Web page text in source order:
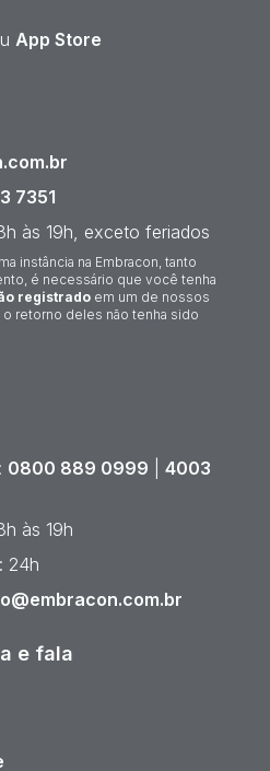
App Store
7351
às 19h, exceto feriados
instância na Embracon, tanto
é necessário que você tenha
registrado em um de nossos
retorno deles não tenha sido
0800 889 0999
4003
às 19h
24h
e fala